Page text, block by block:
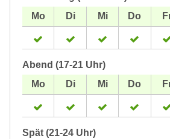
Abend (17-21 Uhr)
Spät (21-24 Uhr)